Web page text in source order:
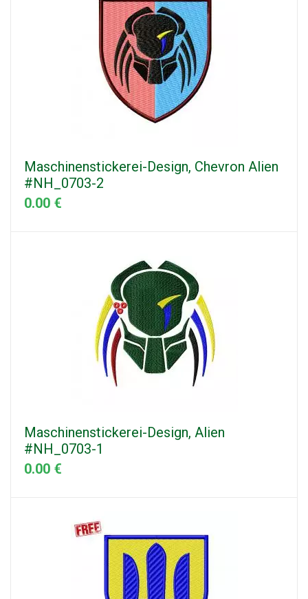
Maschinenstickerei-Design, Chevron Alien
#NH_0703-2
0.00 €
Maschinenstickerei-Design, Alien
#NH_0703-1
0.00 €